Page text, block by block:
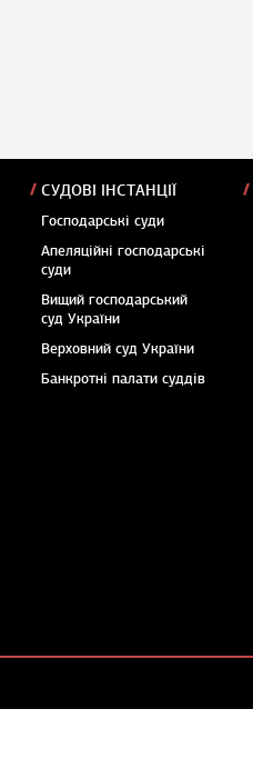
СУДОВІ ІНСТАНЦІЇ
Господарські суди
Апеляційні господарські
суди
Вищий господарський
суд України
Верховний суд України
Банкротні палати суддів